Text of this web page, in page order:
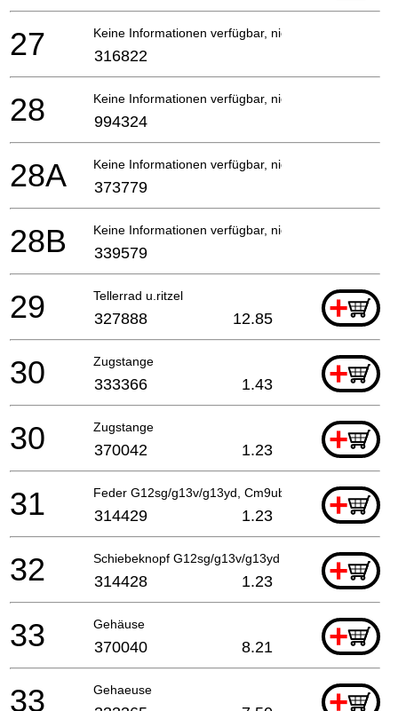
Keine Informationen verfügbar, nicht bestellbar
27 316822
Keine Informationen verfügbar, nicht bestellbar
28 994324
Keine Informationen verfügbar, nicht bestellbar
28A 373779
Keine Informationen verfügbar, nicht bestellbar
28B 339579
Tellerrad u.ritzel +
29 327888 12.85
Zugstange +
30 333366 1.43
Zugstange +
30 370042 1.23
Feder G12sg/g13v/g13yd, Cm9uby +
31 314429 1.23
Schiebeknopf G12sg/g13v/g13yd G13sb2/g12sa2,
+
32 314428 1.23
Gehäuse +
33 370040 8.21
Gehaeuse +
33